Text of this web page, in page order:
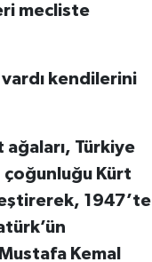
mecliste
kendilerini
Türkiye
çoğunluğu Kürt
1947’te
Kemal